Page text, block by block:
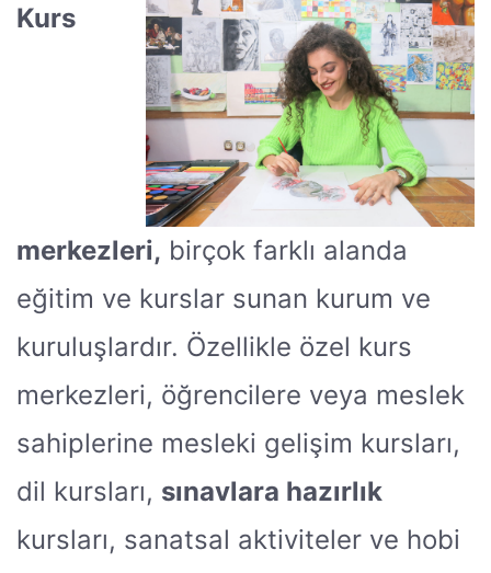
Kurs
merkezleri, birçok farklı alanda
eğitim ve kurslar sunan kurum ve
kuruluşlardır. Özellikle özel kurs
merkezleri, öğrencilere veya meslek
sahiplerine mesleki gelişim kursları,
dil kursları, sınavlara hazırlık
kursları, sanatsal aktiviteler ve hobi